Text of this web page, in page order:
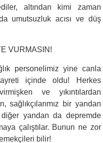
altından kimi zaman
umutsuzluk acısı ve düş
VURMASIN!
personelimiz yine canla
içinde oldu! Herkes
ve yıkıntılardan
sağlıkçılarımız bir yandan
yandan da depremde
çalıştılar. Bunun ne zor
bilir!